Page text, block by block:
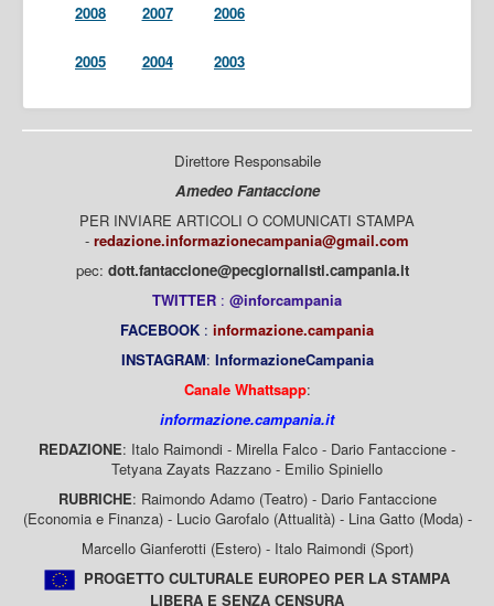
2008 2007 2006
2005 2004 2003
Direttore Responsabile
Amedeo Fantaccione
PER INVIARE ARTICOLI O COMUNICATI STAMPA
- redazione.informazionecampania@gmail.com
pec: dott.fantaccione@pecgiornalisti.campania.it
TWITTER : @inforcampania
FACEBOOK : informazione.campania
INSTAGRAM: InformazioneCampania
Canale Whattsapp:
informazione.campania.it
REDAZIONE: Italo Raimondi - Mirella Falco - Dario Fantaccione -
Tetyana Zayats Razzano - Emilio Spiniello
RUBRICHE: Raimondo Adamo (Teatro) - Dario Fantaccione
(Economia e Finanza) - Lucio Garofalo (Attualità) - Lina Gatto (Moda) -
Marcello Gianferotti (Estero) - Italo Raimondi (Sport)
PROGETTO CULTURALE EUROPEO PER LA STAMPA
LIBERA E SENZA CENSURA